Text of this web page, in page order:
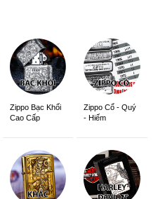
Zippo Bạc Khối
Cao Cấp
Zippo Cổ - Quý
- Hiếm